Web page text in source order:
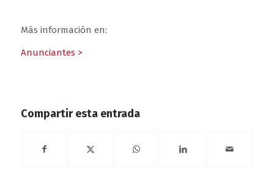
Más información en:
Anunciantes >
Compartir esta entrada